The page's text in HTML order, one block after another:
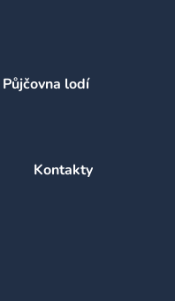
Půjčovna lodí
Kontakty